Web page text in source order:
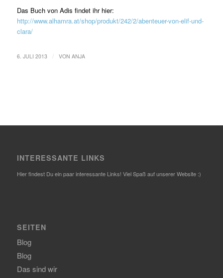
Das Buch von Adis findet ihr hier:
http://www.alhamra.at/shop/produkt/242/2/abenteuer-von-elif-und-
clara/
6. JULI 2013 VON ANJA
INTERESSANTE LINKS
Hier findest Du ein paar interessante Links! Viel Spaß auf unserer Website :)
SEITEN
Blog
Blog
Das sind wir